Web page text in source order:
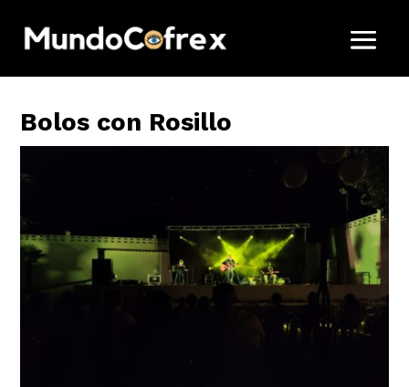
Bolos con Rosillo